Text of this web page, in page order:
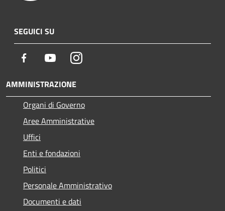
SEGUICI SU
Facebook YoutubeInstagram
AMMINISTRAZIONE
Organi di Governo
Aree Amministrative
Uffici
Enti e fondazioni
Politici
Personale Amministrativo
Documenti e dati